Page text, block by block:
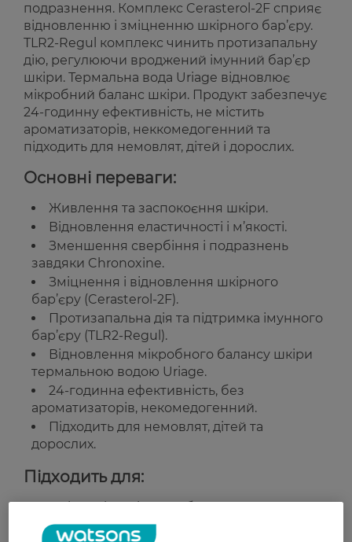
подразнення. Комплекс Cerasterol-2F сприяє
відновленню і зміцненню шкірного бар’єру.
TLR2-Regul комплекс чинить протизапальну
дію, регулюючи вроджений імунний бар’єр
шкіри. Термальна вода Uriage відновлює
мікробний баланс шкіри. Продукт забезпечує
24-годинну ефективність, не містить
ароматизаторів, неккомедогенний та
підходить для немовлят, дітей і дорослих.
Основні переваги:
Живлення та заспокоєння шкіри.
Відновлення еластичності і м’якості.
Зменшення свербіння і подразнень
завдяки Chronoxine.
Зміцнення і відновлення шкірного
бар’єру (Cerasterol-2F).
Протизапальна дія та підтримка імунного
бар’єру (TLR2-Regul).
Відновлення мікробного балансу шкіри
термальною водою Uriage.
24-годинна ефективність, без
ароматизаторів, некомедогенний.
Підходить для немовлят, дітей та
дорослих.
Підходить для:
та схильної до подразнень.